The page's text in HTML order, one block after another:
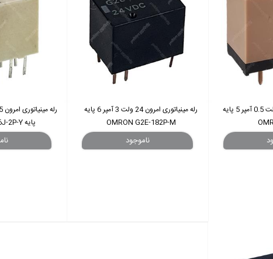
رله مینیاتوری امرون 24 ولت 0.5 آمپر 5 پایه
رله مینیاتوری امرون 24 ولت 3 آمپر 6 پایه
OMRON G2E-182P-M
پایه OMRON G6J-2P-Y